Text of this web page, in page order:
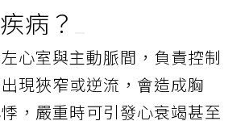
病？
心室與主動脈間，負責控制
現狹窄或逆流，會造成胸
，嚴重時可引發心衰竭甚至